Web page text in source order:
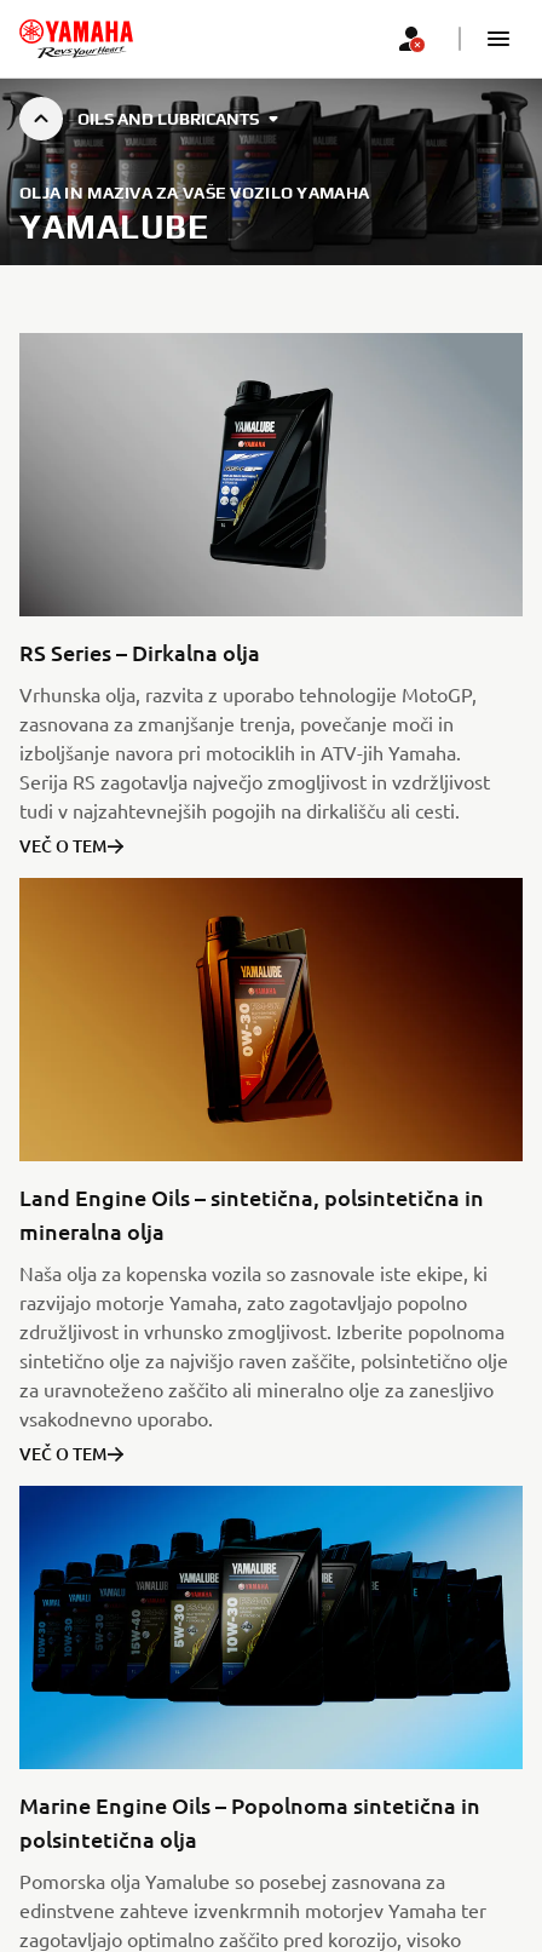
OILS AND LUBRICANTS
OLJA IN MAZIVA ZA VAŠE VOZILO YAMAHA
YAMALUBE
RS Series – Dirkalna olja
Vrhunska olja, razvita z uporabo tehnologije MotoGP,
zasnovana za zmanjšanje trenja, povečanje moči in
izboljšanje navora pri motociklih in ATV-jih Yamaha.
Serija RS zagotavlja največjo zmogljivost in vzdržljivost
tudi v najzahtevnejših pogojih na dirkališču ali cesti.
VEČ O TEM
Land Engine Oils – sintetična, polsintetična in
mineralna olja
Naša olja za kopenska vozila so zasnovale iste ekipe, ki
razvijajo motorje Yamaha, zato zagotavljajo popolno
združljivost in vrhunsko zmogljivost. Izberite popolnoma
sintetično olje za najvišjo raven zaščite, polsintetično olje
za uravnoteženo zaščito ali mineralno olje za zanesljivo
vsakodnevno uporabo.
VEČ O TEM
Marine Engine Oils – Popolnoma sintetična in
polsintetična olja
Pomorska olja Yamalube so posebej zasnovana za
edinstvene zahteve izvenkrmnih motorjev Yamaha ter
zagotavljajo optimalno zaščito pred korozijo, visoko